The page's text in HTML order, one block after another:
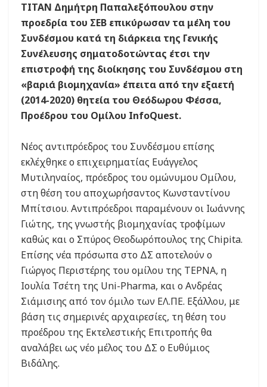
ΤΙΤΑΝ Δημήτρη Παπαλεξόπουλου στην
προεδρία του ΣΕΒ επικύρωσαν τα μέλη του
Συνδέσμου κατά τη διάρκεια της Γενικής
Συνέλευσης σηματοδοτώντας έτσι την
επιστροφή της διοίκησης του Συνδέσμου στη
«βαριά βιομηχανία» έπειτα από την εξαετή
(2014-2020) θητεία του Θεόδωρου Φέσσα,
Προέδρου του Ομίλου InfoQuest.
Νέος αντιπρόεδρος του Συνδέσμου επίσης
εκλέχθηκε ο επιχειρηματίας Ευάγγελος
Μυτιληναίος, πρόεδρος του ομώνυμου Ομίλου,
στη θέση του αποχωρήσαντος Κωνσταντίνου
Μπίτσιου. Αντιπρόεδροι παραμένουν οι Ιωάννης
Γιώτης, της γνωστής βιομηχανίας τροφίμων
καθώς και ο Σπύρος Θεοδωρόπουλος της Chipita.
Επίσης νέα πρόσωπα στο ΔΣ αποτελούν ο
Γιώργος Περιστέρης του ομίλου της ΤΕΡΝΑ, η
Ιουλία Τσέτη της Uni-Pharma, και ο Ανδρέας
Σιάμισιης από τον όμιλο των ΕΛ.ΠΕ. Εξάλλου, με
βάση τις σημερινές αρχαιρεσίες, τη θέση του
προέδρου της Εκτελεστικής Επιτροπής θα
αναλάβει ως νέο μέλος του ΔΣ ο Ευθύμιος
Βιδάλης.